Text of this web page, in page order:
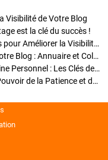
Visibilité de Votre Blog
est la clé du succès !
Optimisation SEO des Articles : Stratégies pour Améliorer la Visibilité de Votre Blog
Stratégies pour améliorer la visibilité de votre Blog : Annuaire et Collaborations
Pourquoi Investir dans un Nom de Domaine Personnel : Les Clés de la Réussite de Votre Blog
Comment Faire Émerger Votre Blog : Le Pouvoir de la Patience et de la Persévérance